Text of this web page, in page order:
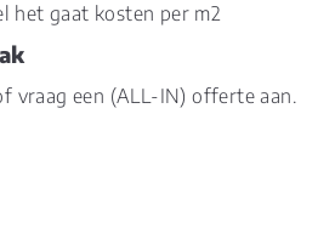
23
het gaat kosten per m2
vraag een (ALL-IN) offerte aan.